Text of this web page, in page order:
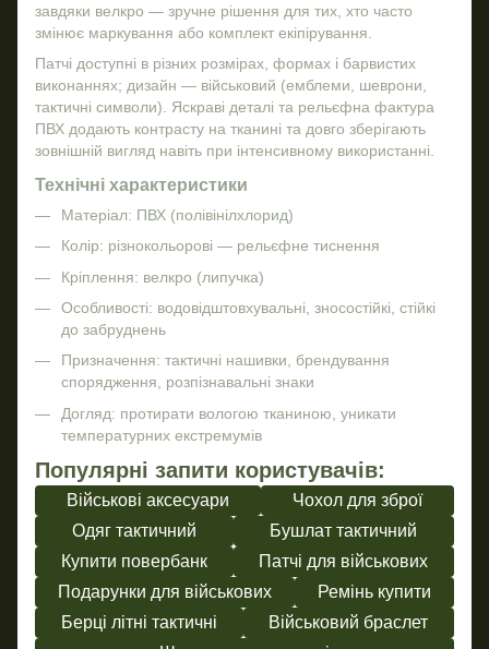
завдяки велкро — зручне рішення для тих, хто часто
змінює маркування або комплект екіпірування.
Патчі доступні в різних розмірах, формах і барвистих
виконаннях; дизайн — військовий (емблеми, шеврони,
тактичні символи). Яскраві деталі та рельєфна фактура
ПВХ додають контрасту на тканині та довго зберігають
зовнішній вигляд навіть при інтенсивному використанні.
Технічні характеристики
Матеріал: ПВХ (полівінілхлорид)
Колір: різнокольорові — рельєфне тиснення
Кріплення: велкро (липучка)
Особливості: водовідштовхувальні, зносостійкі, стійкі
до забруднень
Призначення: тактичні нашивки, брендування
спорядження, розпізнавальні знаки
Догляд: протирати вологою тканиною, уникати
температурних екстремумів
Популярні запити користувачів:
Військові аксесуари
Чохол для зброї
Одяг тактичний
Бушлат тактичний
Купити повербанк
Патчі для військових
Подарунки для військових
Ремінь купити
Берці літні тактичні
Військовий браслет